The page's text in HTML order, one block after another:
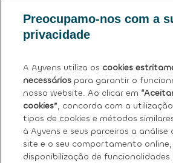
Posso devolver o meu carro atual?
Tem mais dúvidas?Ver perguntas
Sobre nós
Preocupamo-nos com a
privacidade
A Ayvens utiliza os cookies
necessários para garantir o
nosso website. Ao clicar em
cookies”, concorda com a
tipos de cookies e métodos
à Ayvens e seus parceiros a
site e o seu comportamento online,
disponibilização de funcionalidades